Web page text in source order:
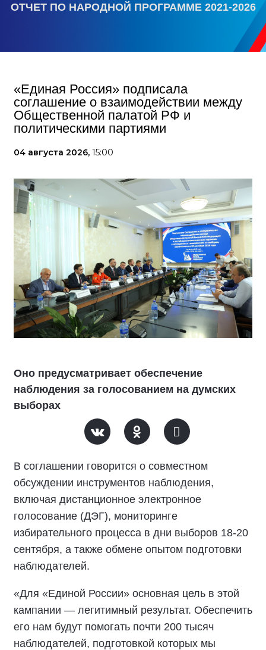
ОТЧЕТ ПО НАРОДНОЙ ПРОГРАММЕ 2021-2026
«Единая Россия» подписала
соглашение о взаимодействии между
Общественной палатой РФ и
политическими партиями
04 августа 2026, 15:00
Оно предусматривает обеспечение
наблюдения за голосованием на думских
выборах
В соглашении говорится о совместном
обсуждении инструментов наблюдения,
включая дистанционное электронное
голосование (ДЭГ), мониторинге
избирательного процесса в дни выборов 18-20
сентября, а также обмене опытом подготовки
наблюдателей.
«Для «Единой России» основная цель в этой
кампании — легитимный результат. Обеспечить
его нам будут помогать почти 200 тысяч
наблюдателей, подготовкой которых мы